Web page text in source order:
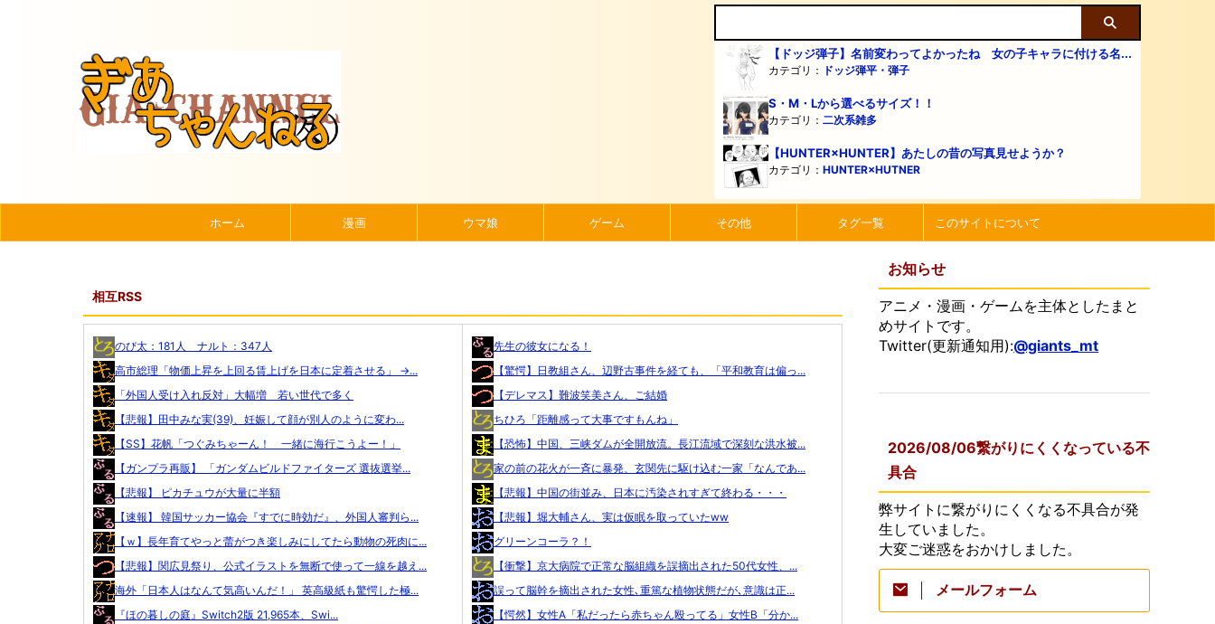
【ドッジ弾子】名前変わってよかったね 女の子キャラに付ける名...
カテゴリ： ドッジ弾平・弾子
S・M・Lから選べるサイズ！！
カテゴリ： 二次系雑多
【HUNTER×HUNTER】あたしの昔の写真見せようか？
カテゴリ： HUNTER×HUTNER
ホーム 漫画 ウマ娘 ゲーム その他 タグ一覧 このサイトについて
相互RSS
のび太：181人 ナルト：347人
高市総理「物価上昇を上回る賃上げを日本に定着させる」 →...
「外国人受け入れ反対」大幅増 若い世代で多く
【悲報】田中みな実(39)、妊娠して顔が別人のように変わ...
【SS】花帆「つぐみちゃーん！ 一緒に海行こうよー！」
【ガンプラ再販】 「ガンダムビルドファイターズ 選抜選挙...
【悲報】 ピカチュウが大量に半額
【速報】 韓国サッカー協会『すでに時効だ』、外国人審判ら...
【ｗ】長年育てやっと蕾がつき楽しみにしてたら動物の死肉に...
【悲報】関広見祭り、公式イラストを無断で使って一線を越え...
海外「日本人はなんて気高いんだ！」 英高級紙も驚愕した極...
『ほの暮しの庭』Switch2版 21,965本、Swi...
先生の彼女になる！
【驚愕】日教組さん、辺野古事件を経ても、「平和教育は偏っ...
【デレマス】難波笑美さん、ご結婚
ちひろ「距離感って大事ですもんね」
【恐怖】中国、三峡ダムが全開放流。長江流域で深刻な洪水被...
家の前の花火が一斉に暴発、玄関先に駆け込む一家「なんであ...
【悲報】中国の街並み、日本に汚染されすぎて終わる・・・
【悲報】堀大輔さん、実は仮眠を取っていたww
グリーンコーラ？！
【衝撃】京大病院で正常な脳組織を誤摘出された50代女性、...
誤って脳幹を摘出された女性､重篤な植物状態だが､意識は正...
【愕然】女性A「私だったら赤ちゃん殴ってる」女性B「分か...
お知らせ
アニメ・漫画・ゲームを主体としたまと
めサイトです。
Twitter(更新通知用):@giants_mt
2026/08/06繋がりにくくなっている不
具合
弊サイトに繋がりにくくなる不具合が発
生していました。
大変ご迷惑をおかけしました。
メールフォーム